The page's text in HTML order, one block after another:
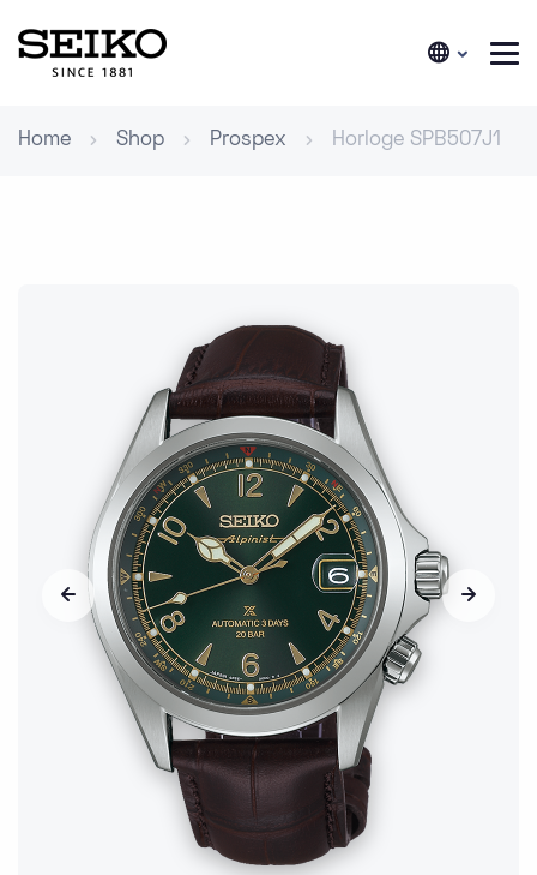
Home Shop Prospex Horloge SPB507J1